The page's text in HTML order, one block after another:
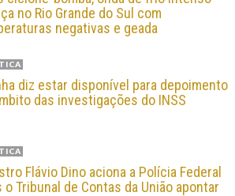
no Rio Grande do Sul com
negativas e geada
diz estar disponível para depoimento
das investigações do INSS
Flávio Dino aciona a Polícia Federal
o Tribunal de Contas da União apontar